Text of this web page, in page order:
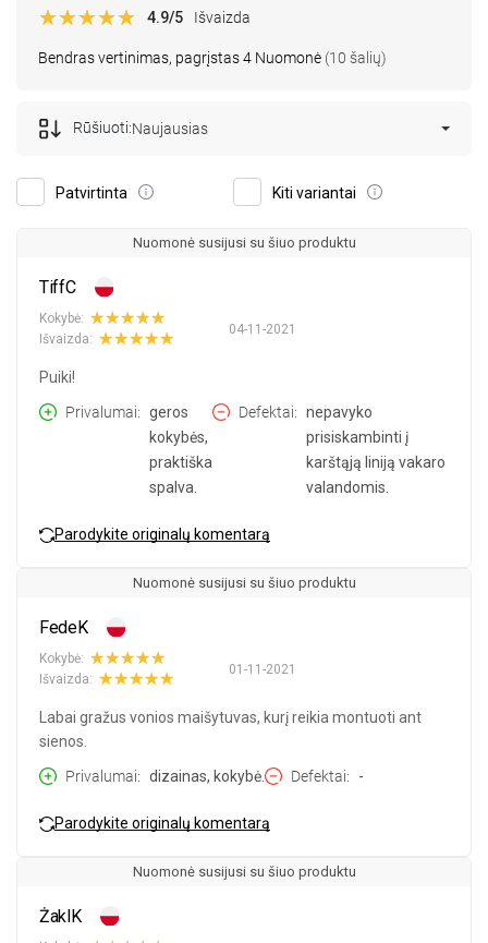
Bendras vertinimas, pagrįstas 4 Nuomonė (10 šalių)
4.9/5 Išvaizda
Patvirtinta Kiti variantai
Rūšiuoti:Naujausias
Nuomonė susijusi su šiuo produktu
TiffC
04-11-2021
Kokybė:
Išvaizda:
Puiki!
Privalumai
geros
kokybės,
praktiška
spalva.
Defektai
nepavyko
prisiskambinti į
karštąją liniją vakaro
valandomis.
Parodykite originalų komentarą
Nuomonė susijusi su šiuo produktu
FedeK
01-11-2021
Kokybė:
Išvaizda:
Labai gražus vonios maišytuvas, kurį reikia montuoti ant
sienos.
Privalumai
dizainas, kokybė. Defektai -
Parodykite originalų komentarą
Nuomonė susijusi su šiuo produktu
ŻaklK